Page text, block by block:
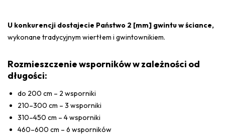
U konkurencji dostajecie Państwo 2 [mm] gwintu w ściance,
wykonane tradycyjnym wiertłem i gwintownikiem.
Rozmieszczenie wsporników w zależności od
długości:
do 200 cm – 2 wsporniki
210–300 cm – 3 wsporniki
310–450 cm – 4 wsporniki
460–600 cm – 6 wsporników